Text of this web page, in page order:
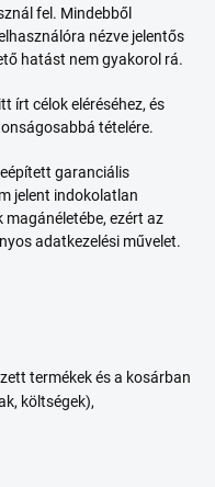
fel. Mindebből
nézve jelentős
hatást nem gyakorol rá.
írt célok eléréséhez, és
tételére.
garanciális
jelent indokolatlan
ezért az
adatkezelési művelet.
termékek és a kosárban
költségek),